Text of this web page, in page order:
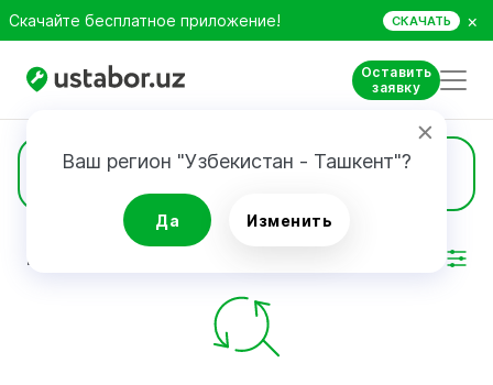
Скачайте бесплатное приложение! СКАЧАТЬ ×
Оставить
заявку
Ваш регион "Узбекистан - Ташкент"?
Да Изменить
Пошив чехлов
РЕЗУЛЬТАТ